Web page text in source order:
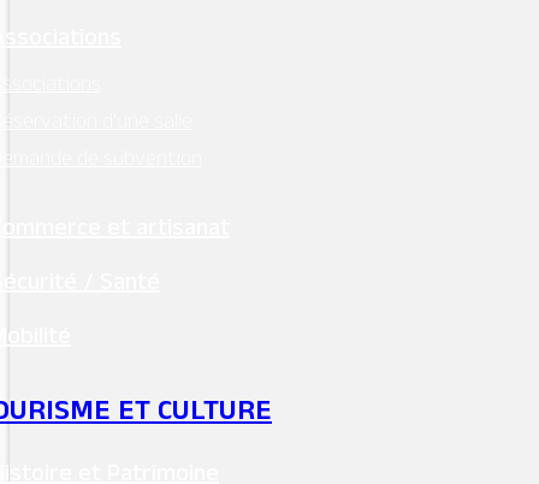
d’une salle
de subvention
et artisanat
/ Santé
ET CULTURE
et Patrimoine